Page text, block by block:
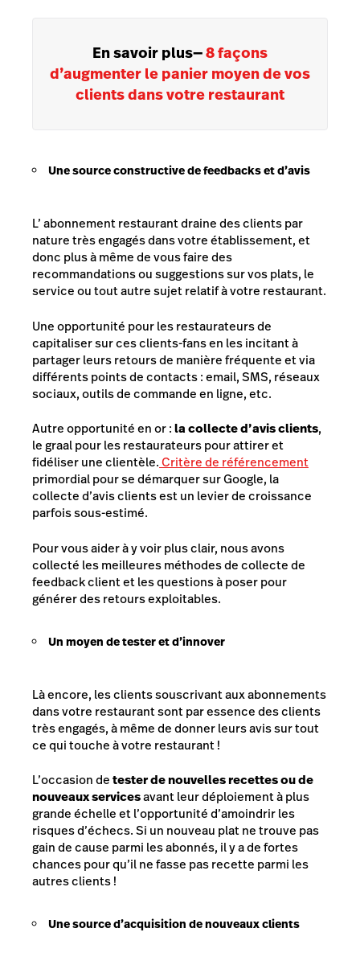
En savoir plus—8 façons
d’augmenter le panier moyen de vos
clients dans votre restaurant
Une source constructive de feedbacks et d’avis
L’ abonnement restaurant draine des clients par
nature très engagés dans votre établissement, et
donc plus à même de vous faire des
recommandations ou suggestions sur vos plats, le
service ou tout autre sujet relatif à votre restaurant.
Une opportunité pour les restaurateurs de
capitaliser sur ces clients-fans en les incitant à
partager leurs retours de manière fréquente et via
différents points de contacts : email, SMS, réseaux
sociaux, outils de commande en ligne, etc.
Autre opportunité en or :la collecte d’avis clients,
le graal pour les restaurateurs pour attirer et
fidéliser une clientèle.Critère de référencement
primordial pour se démarquer sur Google, la
collecte d’avis clients est un levier de croissance
parfois sous-estimé.
Pour vous aider à y voir plus clair, nous avons
collecté lesmeilleuresméthodes de collecte de
feedback client et les questions à poserpour
générer des retours exploitables.
Un moyen de tester et d’innover
Là encore, les clients souscrivant aux abonnements
dans votre restaurant sont par essence des clients
très engagés, à même de donner leurs avis sur tout
ce qui touche à votre restaurant !
L’occasion detester de nouvelles recettes ou de
nouveaux servicesavant leur déploiement à plus
grande échelle et l’opportunité d’amoindrir les
risques d’échecs. Si un nouveau plat ne trouve pas
gain de cause parmi les abonnés, il y a de fortes
chances pour qu’il ne fasse pas recette parmi les
autres clients !
Une source d’acquisition de nouveaux clients